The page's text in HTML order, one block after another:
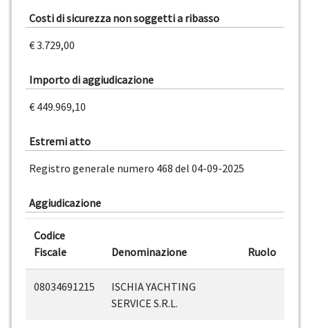
Costi di sicurezza non soggetti a ribasso
€ 3.729,00
Importo di aggiudicazione
€ 449.969,10
Estremi atto
Registro generale numero 468 del 04-09-2025
Aggiudicazione
Codice
Fiscale
Denominazione Ruolo
08034691215
ISCHIA YACHTING
SERVICE S.R.L.